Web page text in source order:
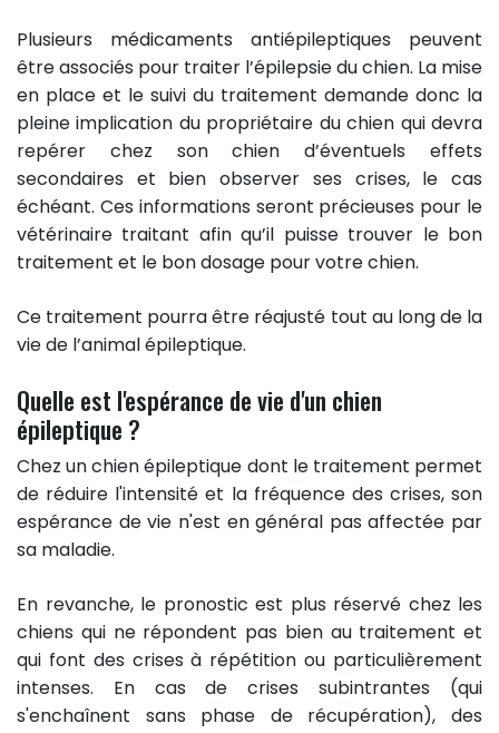
Plusieurs médicaments antiépileptiques peuvent
être associés pour traiter l’épilepsie du chien. La mise
en place et le suivi du traitement demande donc la
pleine implication du propriétaire du chien qui devra
repérer chez son chien d’éventuels effets
secondaires et bien observer ses crises, le cas
échéant. Ces informations seront précieuses pour le
vétérinaire traitant afin qu’il puisse trouver le bon
traitement et le bon dosage pour votre chien.
Ce traitement pourra être réajusté tout au long de la
vie de l’animal épileptique.
Quelle est l'espérance de vie d'un chien
épileptique ?
Chez un chien épileptique dont le traitement permet
de réduire l'intensité et la fréquence des crises, son
espérance de vie n'est en général pas affectée par
sa maladie.
En revanche, le pronostic est plus réservé chez les
chiens qui ne répondent pas bien au traitement et
qui font des crises à répétition ou particulièrement
intenses. En cas de crises subintrantes (qui
s'enchaînent sans phase de récupération), des